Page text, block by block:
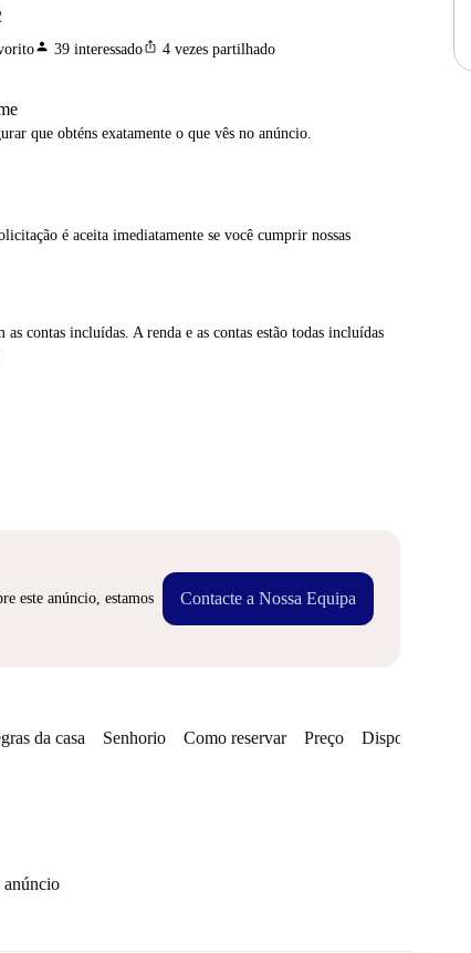
person 39 interessadoios_share 4 vezes partilhado
que obténs exatamente o que vês no anúncio.
é aceita imediatamente se você cumprir nossas
contas incluídas. A renda e as contas estão todas incluídas
este anúncio, estamos
Contacte a Nossa Equipa
da casa Senhorio Como reservar Preço Disponibilidades
anúncio